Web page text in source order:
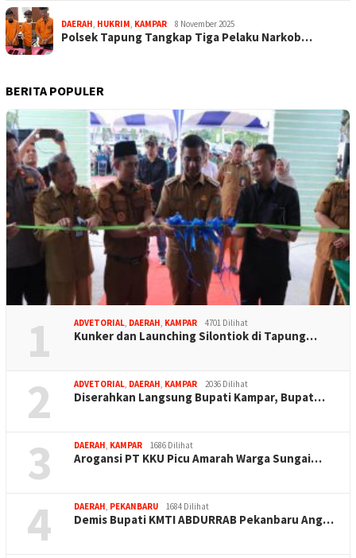
DAERAH, HUKRIM, KAMPAR 8 November 2025
Polsek Tapung Tangkap Tiga Pelaku Narkob…
BERITA POPULER
1 ADVETORIAL, DAERAH, KAMPAR 4701 Dilihat
Kunker dan Launching Silontiok di Tapung…
2 ADVETORIAL, DAERAH, KAMPAR 2036 Dilihat
Diserahkan Langsung Bupati Kampar, Bupat…
3 DAERAH, KAMPAR 1686 Dilihat
Arogansi PT KKU Picu Amarah Warga Sungai…
4 DAERAH, PEKANBARU 1684 Dilihat
Demis Bupati KMTI ABDURRAB Pekanbaru Ang…